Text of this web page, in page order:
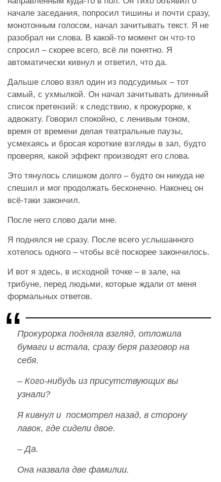
начале заседания, попросил тишины и почти сразу,
монотонным голосом, начал зачитывать текст. Я не
разобрал ни слова. В какой-то момент он что-то
спросил – скорее всего, всё ли понятно. Я
автоматически кивнул и ответил, что да.
Дальше слово взял один из подсудимых – тот
самый, с ухмылкой. Он начал зачитывать длинный
список претензий: к следствию, к прокурорке, к
адвокату. Говорил спокойно, с ленивым тоном,
время от времени делая театральные паузы,
усмехаясь и бросая короткие взгляды в зал, будто
проверяя, какой эффект производят его слова.
Это тянулось слишком долго – будто он никуда не
спешил и мог продолжать бесконечно. Наконец он
всё-таки закончил.
После него слово дали мне.
Я поднялся не сразу. После всего услышанного
хотелось одного – чтобы всё поскорее закончилось.
И вот я здесь, в исходной точке – в зале, на
трибуне, перед людьми, которые ждали от меня
формальных ответов.
Прокурорка подняла взгляд, отложила
бумаги и встала, сразу беря разговор на
себя.
– Кого-нибудь из присутствующих вы
узнали?
Я кивнул и посмотрел назад, в сторону
лавок, где сидели двое.
– Да.
Она назвала две фамилии.